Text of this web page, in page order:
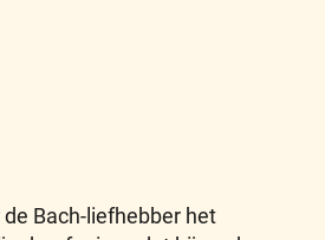
Bach-liefhebber het